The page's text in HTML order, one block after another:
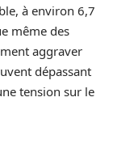
à environ 6,7
même des
aggraver
dépassant
tension sur le